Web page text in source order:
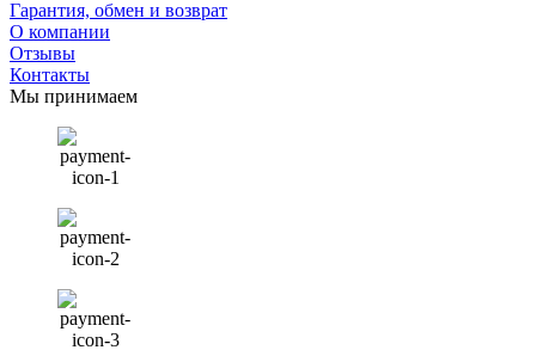
Гарантия, обмен и возврат
О компании
Отзывы
Контакты
Мы принимаем